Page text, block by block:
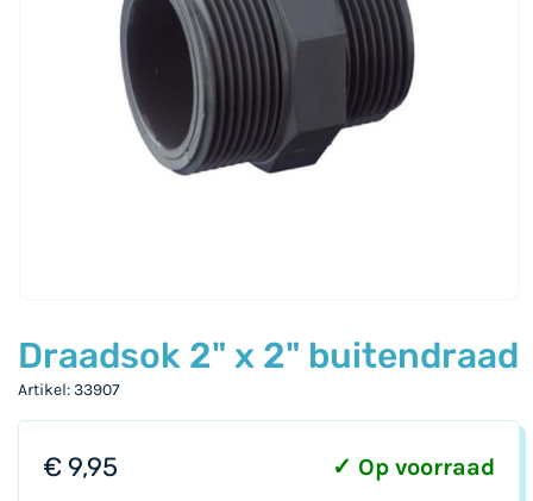
naar
het
begin
van
afbeeldingen-
Draadsok 2" x 2" buitendraad
Artikel 33907
€ 9,95 ✓ Op voorraad